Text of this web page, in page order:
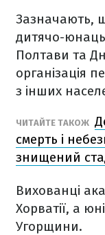
Зазначають,
дитячо-
Полтави та
організація
з інших
ЧИТАЙТЕ ТАКОЖ
смерть і
знищений
Вихованці
Хорватії, а
Угорщини.